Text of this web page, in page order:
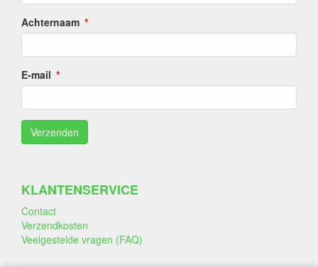
Achternaam
E-mail
KLANTENSERVICE
Contact
Verzendkosten
Veelgestelde vragen (FAQ)